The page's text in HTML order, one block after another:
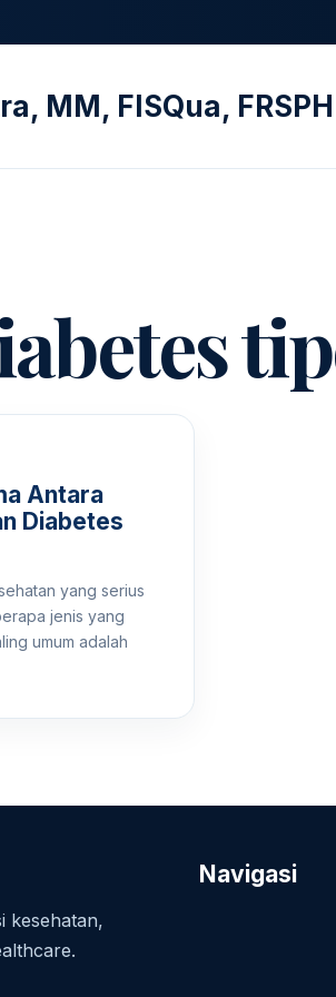
MM, FISQua, FRSPH
Antara
Diabetes
yang serius
jenis yang
umum adalah
kesehatan,
Navigasi